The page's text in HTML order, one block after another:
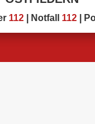
112| Notfall 112|